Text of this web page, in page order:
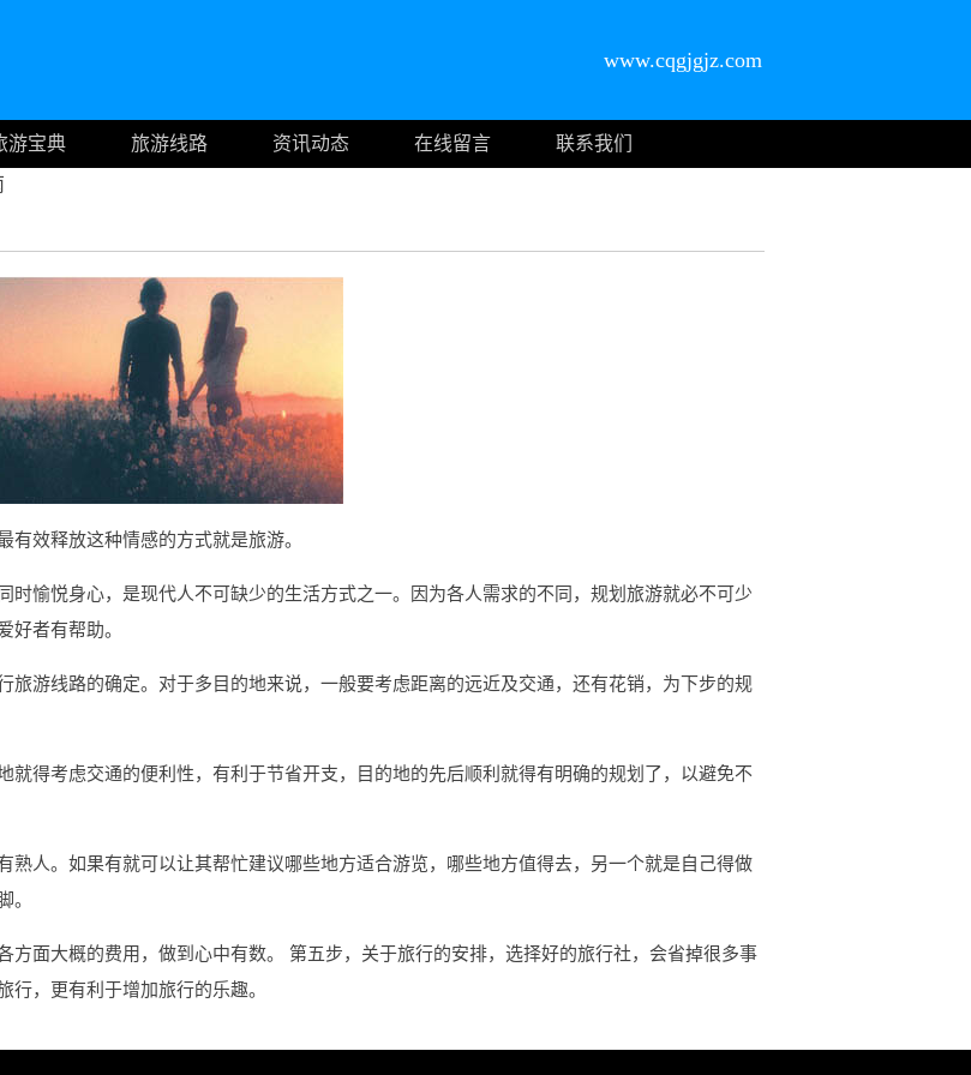
www.cqgjgjz.com
游宝典 旅游线路 资讯动态 在线留言
联系我们
效释放这种情感的方式就是旅游。
时愉悦身心，是现代人不可缺少的生活方式之一。因为各人需求的不同，规划旅游就必不可少
好者有帮助。
旅游线路的确定。对于多目的地来说，一般要考虑距离的远近及交通，还有花销，为下步的规
就得考虑交通的便利性，有利于节省开支，目的地的先后顺利就得有明确的规划了，以避免不
熟人。如果有就可以让其帮忙建议哪些地方适合游览，哪些地方值得去，另一个就是自己得做
。
方面大概的费用，做到心中有数。 第五步，关于旅行的安排，选择好的旅行社，会省掉很多事
，更有利于增加旅行的乐趣。